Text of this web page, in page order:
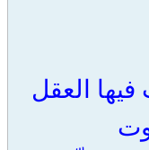
العقل